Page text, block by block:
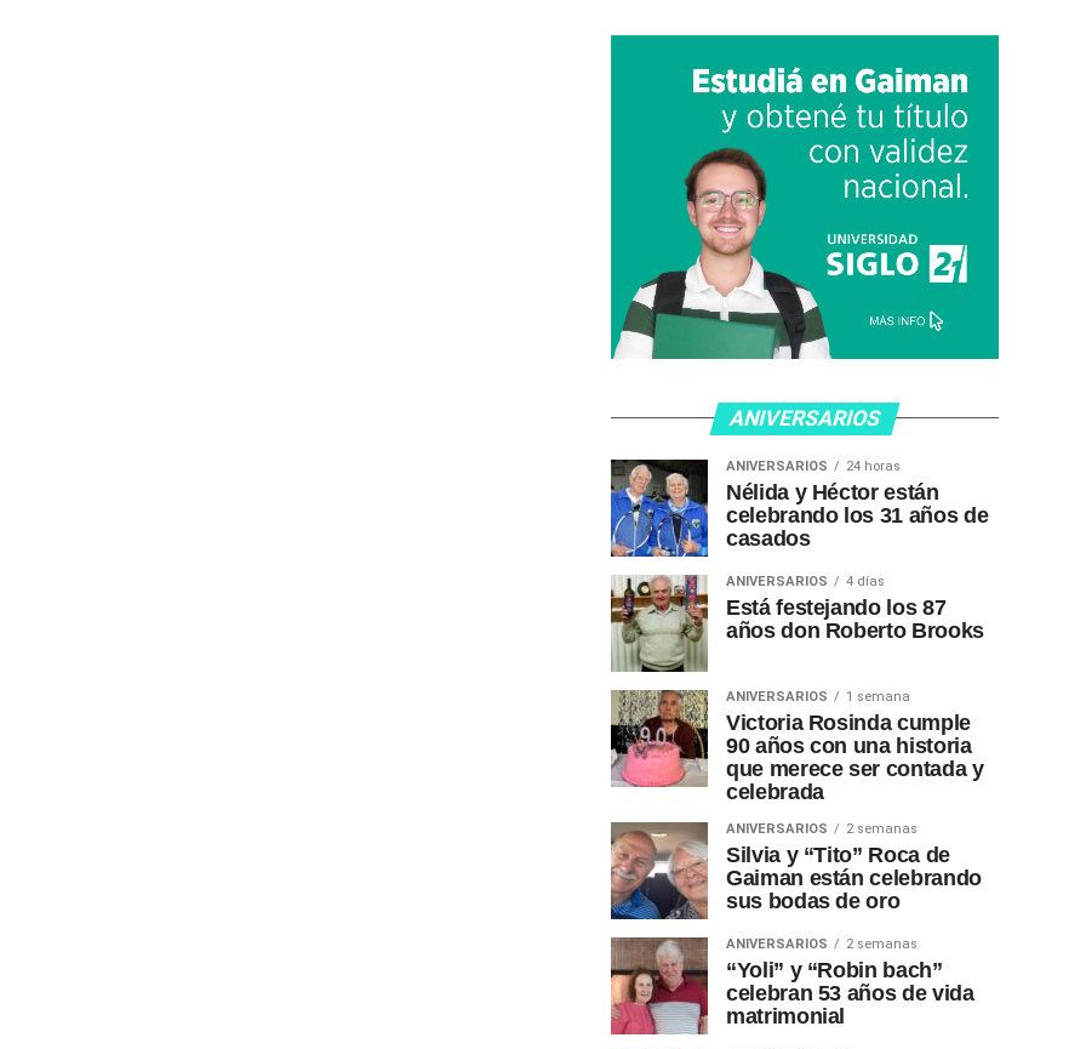
ANIVERSARIOS
ANIVERSARIOS 24 horas
Nélida y Héctor están
celebrando los 31 años de
casados
ANIVERSARIOS 4 días
Está festejando los 87
años don Roberto Brooks
ANIVERSARIOS 1 semana
Victoria Rosinda cumple
90 años con una historia
que merece ser contada y
celebrada
ANIVERSARIOS 2 semanas
Silvia y “Tito” Roca de
Gaiman están celebrando
sus bodas de oro
ANIVERSARIOS 2 semanas
“Yoli” y “Robin bach”
celebran 53 años de vida
matrimonial